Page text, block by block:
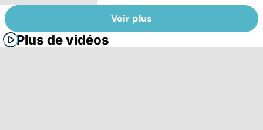
Voir plus
Plus de vidéos